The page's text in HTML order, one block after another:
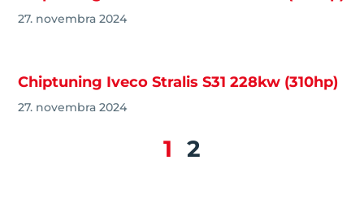
27. novembra 2024
Chiptuning Iveco Stralis S31 228kw (310hp)
27. novembra 2024
1 2